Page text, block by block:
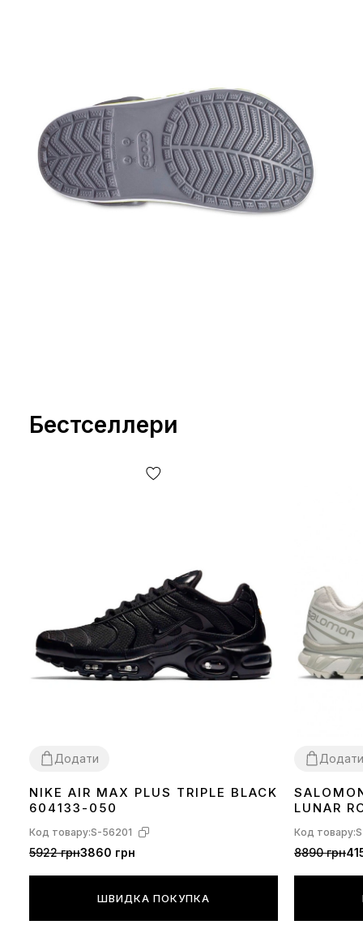
Бестселлери
Додати
3637 38 39 404142 434445
NIKE AIR MAX PLUS TRIPLE BLACK
604133-050
Код товару:S-56201
5922 грн3860 грн
ШВИДКА ПОКУПКА
Додати
3637 38 40
LUNAR
Код товару:
8890 грн